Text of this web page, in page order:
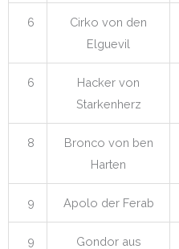
6
Cirko von den
Elguevil
6
Hacker von
Starkenherz
8
Bronco von ben
Harten
9 Apolo der Ferab
9
Gondor aus